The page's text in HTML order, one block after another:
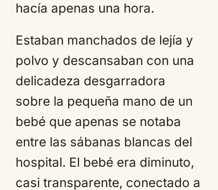
hacía apenas una hora.
Estaban manchados de lejía y
polvo y descansaban con una
delicadeza desgarradora
sobre la pequeña mano de un
bebé que apenas se notaba
entre las sábanas blancas del
hospital. El bebé era diminuto,
casi transparente, conectado a